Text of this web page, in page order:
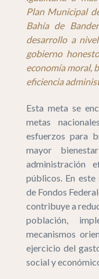
Plan Municipal
Bahía de
desarrollo a
gobierno
economía moral,
eficiencia
Esta meta se
metas
esfuerzos para
mayor
administración
públicos. En
de Fondos
contribuye a
población,
mecanismos
ejercicio del
social y